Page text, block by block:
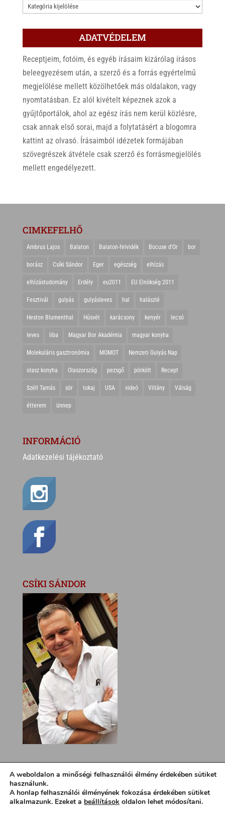
KATEGÓRIÁK
ADATVÉDELEM
Receptjeim, fotóim, és egyéb írásaim kizárólag írásos
beleegyezésem után, a szerző és a forrás egyértelmű
megjelölése mellett közölhetőek más oldalakon, vagy
nyomtatásban. Ez alól kivételt képeznek azok a
gyűjtőportálok, ahol az egész írás nem kerül közlésre,
csak annak első sorai, majd a folytatásért a blogomra
kattint az olvasó. Írásaimból idézetek formájában
szövegrészek átvétele csak szerző és forrásmegjelölés
mellett engedélyezett.
CIMKEFELHŐ
Ambrus Lajos Balaton Balaton-felvidék Bocuse d'Or bor
borász Csíki Sándor Eger egészség elhízás
elhízástudomány Erdély eu2011 EU Elnökség 2011
Fesztivál gulyás gulyásleves hal halászlé
Heston Blumenthal Húsvét karácsony kenyér lecsó
leves liba Magyar Bor Akadémia magyar konyha
Molekuláris gasztronómia MOMOT Nemzeti Gulyás Nap
olasz konyha Olaszország pezsgő pörkölt Recept
Széll Tamás sör tokaj USA videó Villány Válság
étterem ünnep
INFORMÁCIÓ
Adatkezelési tájékoztató
CSÍKI SÁNDOR
A weboldalon a minőségi felhasználói élmény érdekében sütiket
használunk.
A honlap felhasználói élményének fokozása érdekében sütiket
alkalmazunk. Ezeket a beállítások oldalon lehet módosítani.